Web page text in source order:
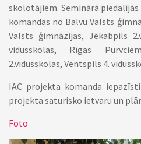
skolotājiem. Seminārā
komandas no Balvu Valsts
Valsts ģimnāzijas, Jēkabpils
vidusskolas, Rīgas
2.vidusskolas, Ventspils 4.
IAC projekta komanda
projekta saturisko ietvaru un
Foto